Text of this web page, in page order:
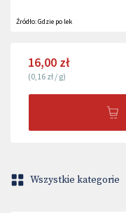
Źródło:Gdzie po lek
16,00 zł
(0,16 zł / g)
Wszystkie kategorie